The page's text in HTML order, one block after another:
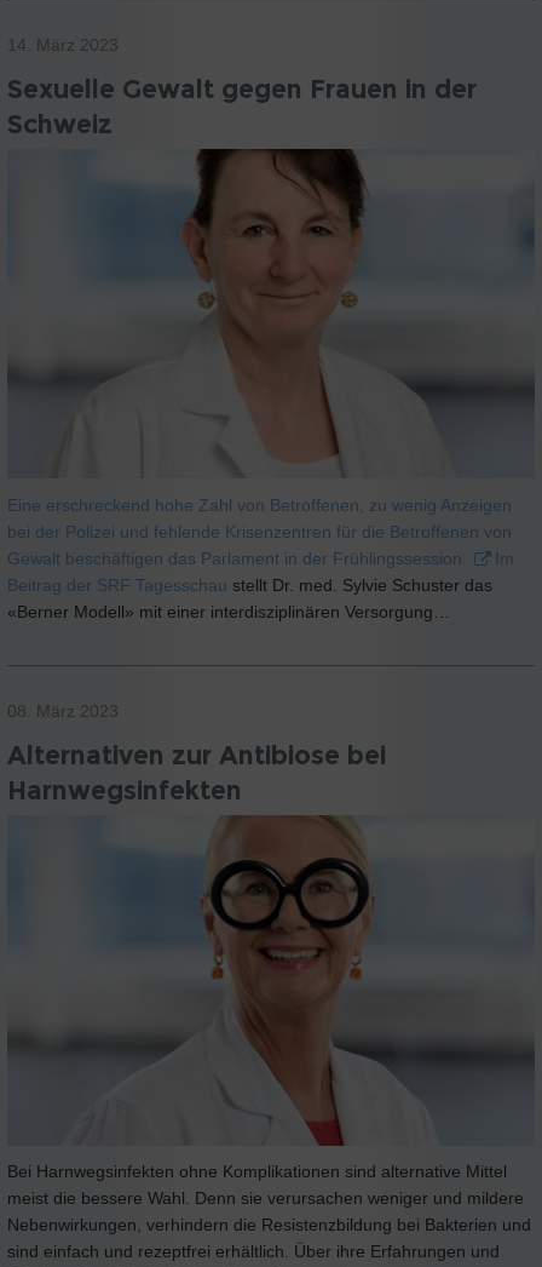
14. März 2023
Sexuelle Gewalt gegen Frauen in der
Schweiz
Eine erschreckend hohe Zahl von Betroffenen, zu wenig Anzeigen
bei der Polizei und fehlende Krisenzentren für die Betroffenen von
Gewalt beschäftigen das Parlament in der Frühlingssession.
Im
Beitrag der SRF Tagesschau stellt Dr. med. Sylvie Schuster das
«Berner Modell» mit einer interdisziplinären Versorgung…
08. März 2023
Alternativen zur Antibiose bei
Harnwegsinfekten
Bei Harnwegsinfekten ohne Komplikationen sind alternative Mittel
meist die bessere Wahl. Denn sie verursachen weniger und mildere
Nebenwirkungen, verhindern die Resistenzbildung bei Bakterien und
sind einfach und rezeptfrei erhältlich. Über ihre Erfahrungen und